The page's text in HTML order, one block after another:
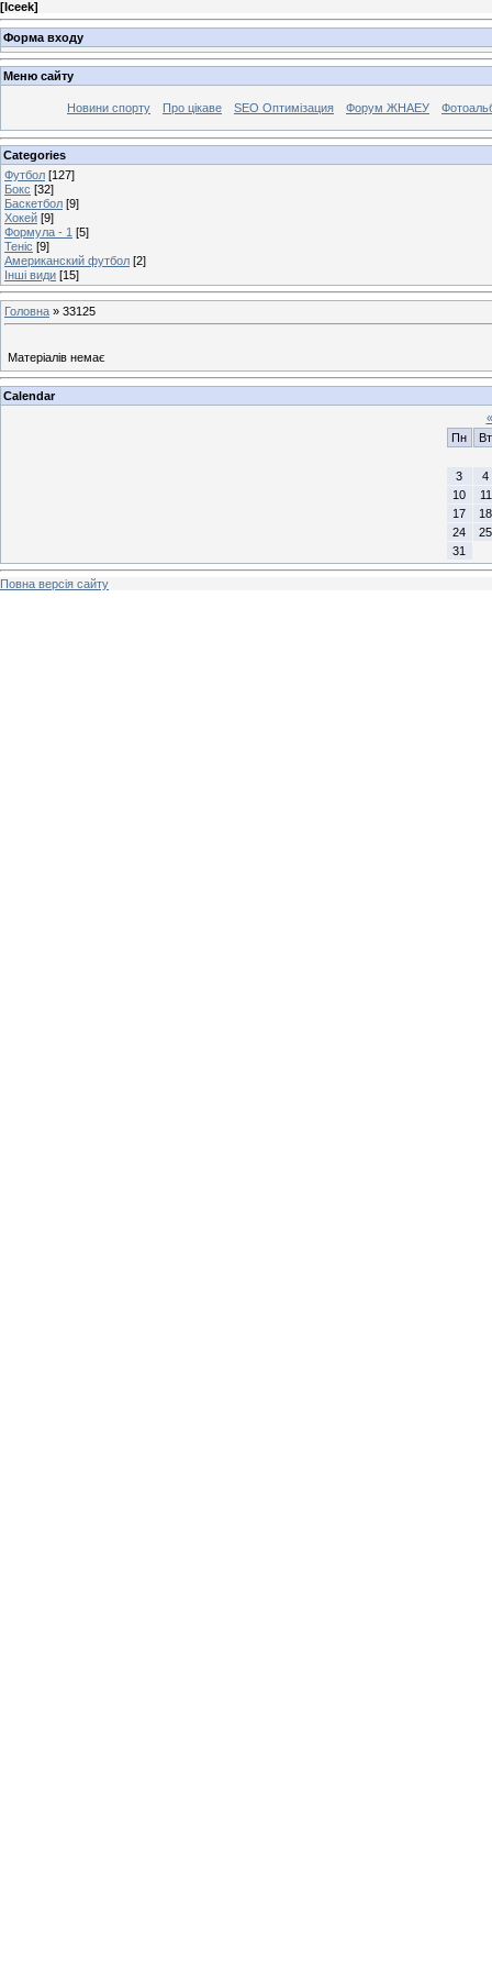
[Iceek]
Форма входу
Меню сайту
Новини спорту Про цікаве SEO Оптимізация Форум ЖНАЕУ
Categories
Футбол [127]
Бокс [32]
Баскетбол [9]
Хокей [9]
Формула - 1 [5]
Теніс [9]
Американский футбол [2]
Інші види [15]
Головна » 33125
Матеріалів немає
Calendar
«
Пн
Вт
3
4
10
11
17
18
24
25
31
Повна версія сайту